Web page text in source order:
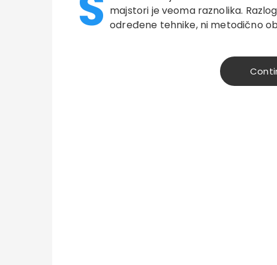
majstori je veoma raznolika.
određene tehnike, ni metodično